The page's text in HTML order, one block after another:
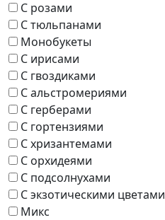
С розами
С тюльпанами
Монобукеты
С ирисами
С гвоздиками
С альстромериями
С герберами
С гортензиями
С хризантемами
С орхидеями
С подсолнухами
С экзотическими цветами
Микс